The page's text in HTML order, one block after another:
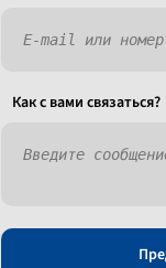
Как c вами связаться?